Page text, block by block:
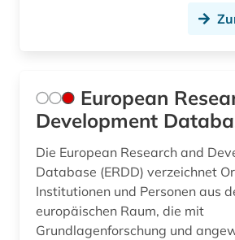
European
Development
Die European Research and
Database (ERDD) verzeichnet
Institutionen und Personen aus
europäischen Raum, die mit
Grundlagenforschung und